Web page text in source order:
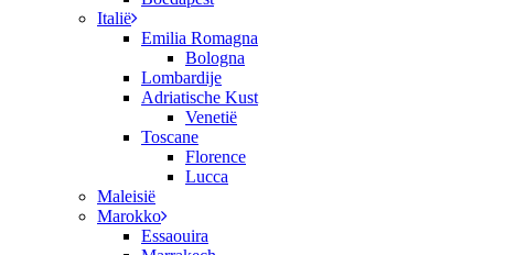
Italië
Emilia Romagna
Bologna
Lombardije
Adriatische Kust
Venetië
Toscane
Florence
Lucca
Maleisië
Marokko
Essaouira